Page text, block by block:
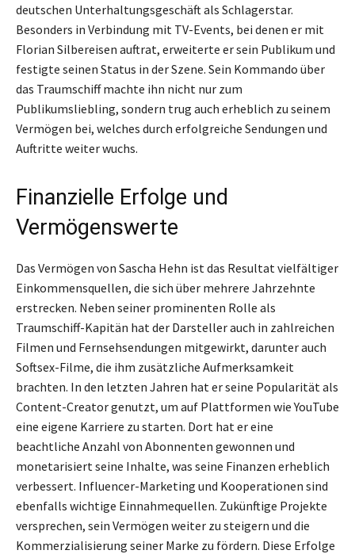
deutschen Unterhaltungsgeschäft als Schlagerstar.
Besonders in Verbindung mit TV-Events, bei denen er mit
Florian Silbereisen auftrat, erweiterte er sein Publikum und
festigte seinen Status in der Szene. Sein Kommando über
das Traumschiff machte ihn nicht nur zum
Publikumsliebling, sondern trug auch erheblich zu seinem
Vermögen bei, welches durch erfolgreiche Sendungen und
Auftritte weiter wuchs.
Finanzielle Erfolge und
Vermögenswerte
Das Vermögen von Sascha Hehn ist das Resultat vielfältiger
Einkommensquellen, die sich über mehrere Jahrzehnte
erstrecken. Neben seiner prominenten Rolle als
Traumschiff-Kapitän hat der Darsteller auch in zahlreichen
Filmen und Fernsehsendungen mitgewirkt, darunter auch
Softsex-Filme, die ihm zusätzliche Aufmerksamkeit
brachten. In den letzten Jahren hat er seine Popularität als
Content-Creator genutzt, um auf Plattformen wie YouTube
eine eigene Karriere zu starten. Dort hat er eine
beachtliche Anzahl von Abonnenten gewonnen und
monetarisiert seine Inhalte, was seine Finanzen erheblich
verbessert. Influencer-Marketing und Kooperationen sind
ebenfalls wichtige Einnahmequellen. Zukünftige Projekte
versprechen, sein Vermögen weiter zu steigern und die
Kommerzialisierung seiner Marke zu fördern. Diese Erfolge